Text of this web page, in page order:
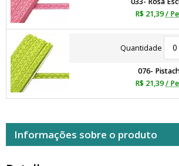
R$ 21,39/
Quantidade
076-
R$ 21,39/
Informações sobre o produto